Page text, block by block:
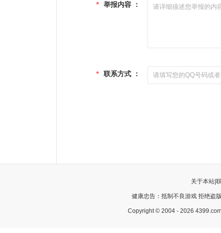
* 举报内容 ：
* 联系方式 ：
关于本站|
健康忠告：抵制不良游戏 拒绝盗
Copyright © 2004 - 2026